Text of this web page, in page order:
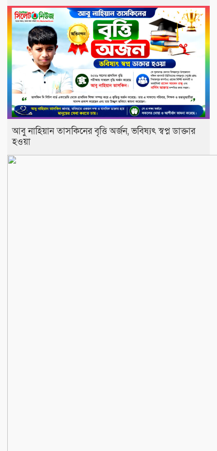
আবু নাহিয়ান তাসকিনের বৃত্তি অর্জন, ভবিষ্যৎ স্বপ্ন ডাক্তার
হওয়া